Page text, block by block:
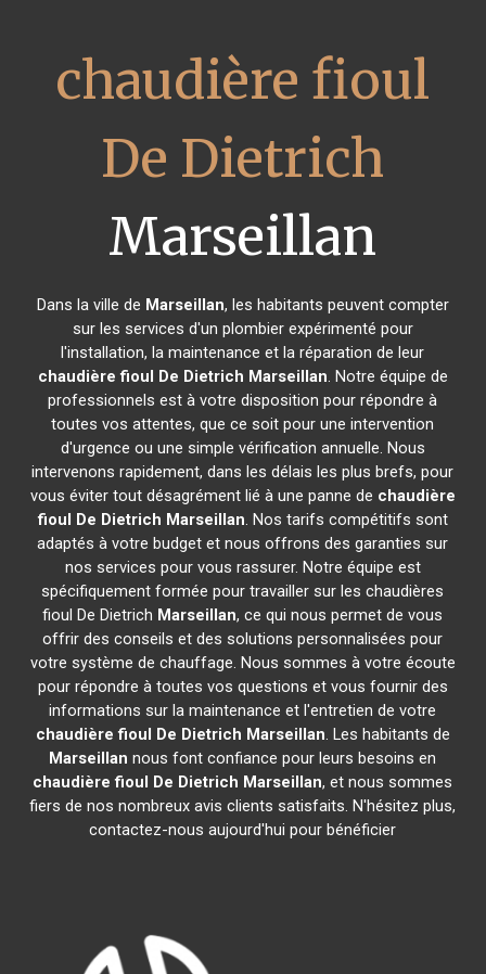
chaudière fioul
De Dietrich
Marseillan
Dans la ville de Marseillan, les habitants peuvent compter
sur les services d'un plombier expérimenté pour
l'installation, la maintenance et la réparation de leur
chaudière fioul De Dietrich Marseillan. Notre équipe de
professionnels est à votre disposition pour répondre à
toutes vos attentes, que ce soit pour une intervention
d'urgence ou une simple vérification annuelle. Nous
intervenons rapidement, dans les délais les plus brefs, pour
vous éviter tout désagrément lié à une panne de chaudière
fioul De Dietrich Marseillan. Nos tarifs compétitifs sont
adaptés à votre budget et nous offrons des garanties sur
nos services pour vous rassurer. Notre équipe est
spécifiquement formée pour travailler sur les chaudières
fioul De Dietrich Marseillan, ce qui nous permet de vous
offrir des conseils et des solutions personnalisées pour
votre système de chauffage. Nous sommes à votre écoute
pour répondre à toutes vos questions et vous fournir des
informations sur la maintenance et l'entretien de votre
chaudière fioul De Dietrich Marseillan. Les habitants de
Marseillan nous font confiance pour leurs besoins en
chaudière fioul De Dietrich Marseillan, et nous sommes
fiers de nos nombreux avis clients satisfaits. N'hésitez plus,
contactez-nous aujourd'hui pour bénéficier